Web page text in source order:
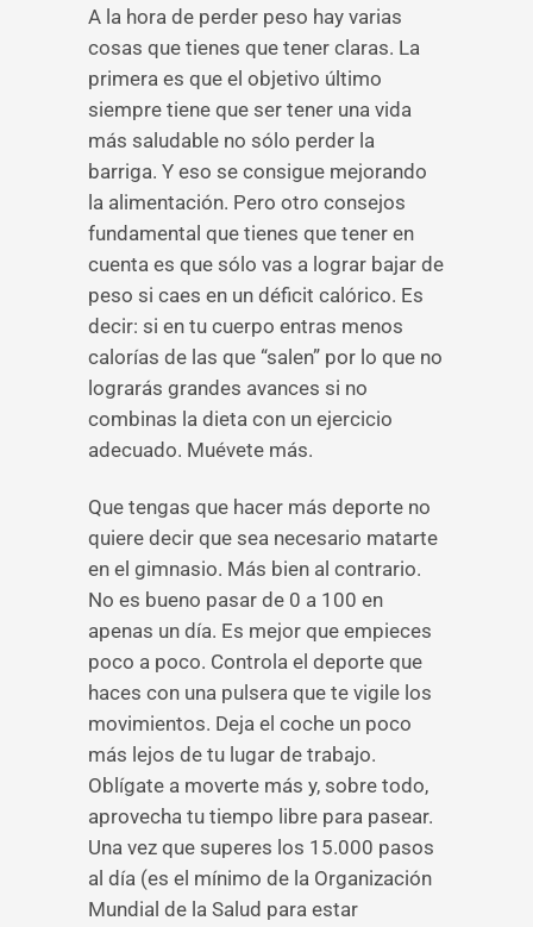
A la hora de perder peso hay varias
cosas que tienes que tener claras. La
primera es que el objetivo último
siempre tiene que ser tener una vida
más saludable no sólo perder la
barriga. Y eso se consigue mejorando
la alimentación. Pero otro consejos
fundamental que tienes que tener en
cuenta es que sólo vas a lograr bajar de
peso si caes en un déficit calórico. Es
decir: si en tu cuerpo entras menos
calorías de las que “salen” por lo que no
lograrás grandes avances si no
combinas la dieta con un ejercicio
adecuado. Muévete más.
Que tengas que hacer más deporte no
quiere decir que sea necesario matarte
en el gimnasio. Más bien al contrario.
No es bueno pasar de 0 a 100 en
apenas un día. Es mejor que empieces
poco a poco. Controla el deporte que
haces con una pulsera que te vigile los
movimientos. Deja el coche un poco
más lejos de tu lugar de trabajo.
Oblígate a moverte más y, sobre todo,
aprovecha tu tiempo libre para pasear.
Una vez que superes los 15.000 pasos
al día (es el mínimo de la Organización
Mundial de la Salud para estar